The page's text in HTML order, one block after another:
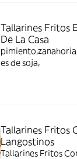
Tallarines Fritos
De La Casa
es de soja,
Tallarines Fritos
Langostinos
Tallarines Fritos